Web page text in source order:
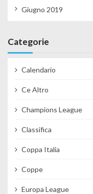
Giugno 2019
Categorie
Calendario
Ce Altro
Champions League
Classifica
Coppa Italia
Coppe
Europa League